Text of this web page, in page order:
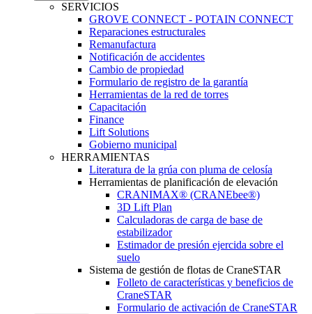
SERVICIOS
GROVE CONNECT - POTAIN CONNECT
Reparaciones estructurales
Remanufactura
Notificación de accidentes
Cambio de propiedad
Formulario de registro de la garantía
Herramientas de la red de torres
Capacitación
Finance
Lift Solutions
Gobierno municipal
HERRAMIENTAS
Literatura de la grúa con pluma de celosía
Herramientas de planificación de elevación
CRANIMAX® (CRANEbee®)
3D Lift Plan
Calculadoras de carga de base de
estabilizador
Estimador de presión ejercida sobre el
suelo
Sistema de gestión de flotas de CraneSTAR
Folleto de características y beneficios de
CraneSTAR
Formulario de activación de CraneSTAR